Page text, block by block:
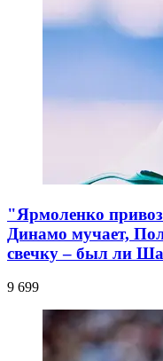
"Ярмоленко
Динамо мучает,
свечку – был ли
9 699